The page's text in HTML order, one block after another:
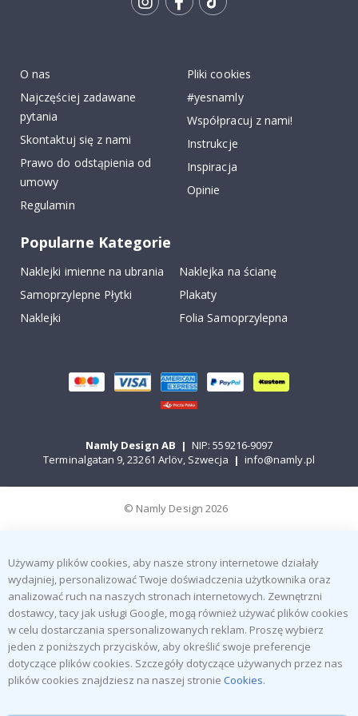
O nas
Najczęściej zadawane
pytania
Skontaktuj się z nami
Prawo do odstąpienia od
umowy
Regulamin
Pliki cookies
#yesnamly
Współpracuj z nami!
Instrukcje
Inspiracja
Opinie
Popularne Kategorie
Naklejki imienne na ubrania
Naklejka na ścianę
Samoprzylepne Płytki
Plakaty
Naklejki
Folia Samoprzylepna
Namly Design AB | NIP: 559216-9097
Terminalgatan 9, 23261 Arlöv, Szwecja | info@namly.pl
© Namly Design 2026
Używamy plików cookies, aby nasze strony internetowe działały
wydajniej, personalizować Twoje doświadczenia użytkownika oraz
analizować ruch na naszych stronach internetowych. Zewnętrzni
dostawcy, tacy jak usługi Google, mogą również używać plików cookies
w celu dostarczania spersonalizowanych reklam. Proszę wybierz
jeden z poniższych przycisków, aby określić swoje preferencje
dotyczące plików cookies. Szczegóły dotyczące używanych przez nas
plików cookies znajdziesz na naszej stronie Cookies.